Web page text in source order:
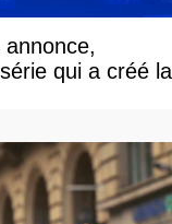
qui a créé la